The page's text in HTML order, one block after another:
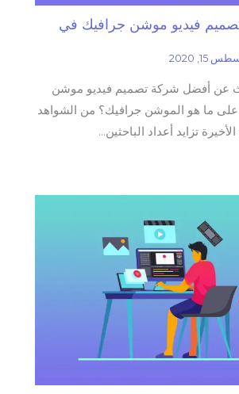
فيديو موشن جرافيك في
15, 2020
عن أفضل شركة تصميم فيديو موشن
ما هو الموشن جرافيك؟ من الشواهد
تزايد أعداد الباحثين…